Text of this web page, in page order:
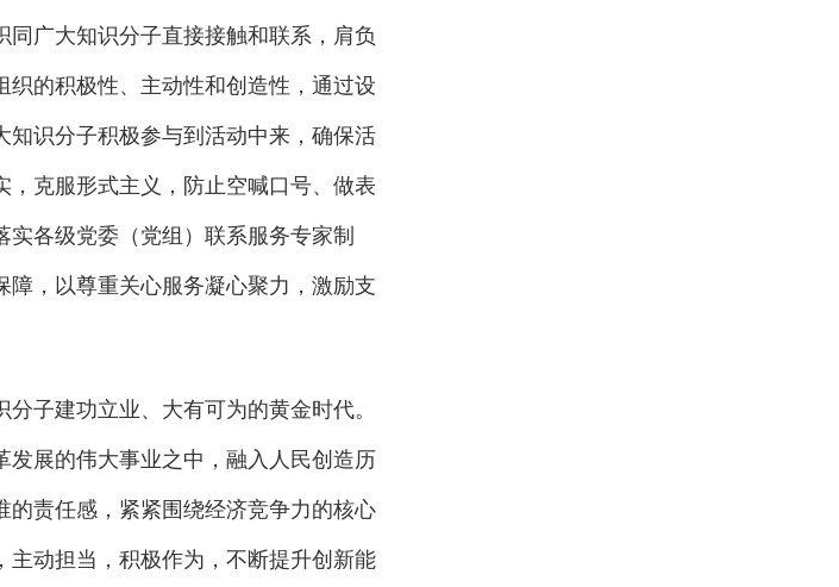
广大知识分子直接接触和联系，肩负
的积极性、主动性和创造性，通过设
识分子积极参与到活动中来，确保活
克服形式主义，防止空喊口号、做表
各级党委（党组）联系服务专家制
，以尊重关心服务凝心聚力，激励支
子建功立业、大有可为的黄金时代。
展的伟大事业之中，融入人民创造历
责任感，紧紧围绕经济竞争力的核心
动担当，积极作为，不断提升创新能